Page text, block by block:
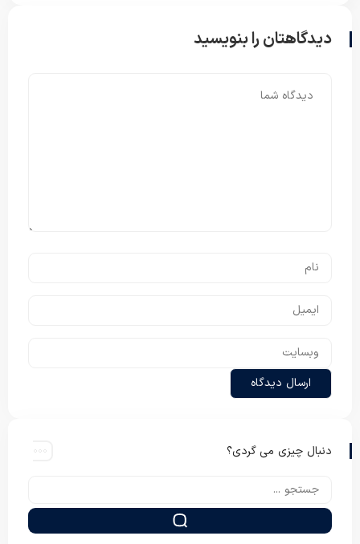
دیدگاهتان را بنویسید
دنبال چیزی می گردی؟